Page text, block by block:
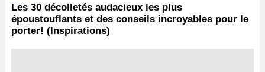
Les 30 décolletés audacieux les plus
époustouflants et des conseils incroyables pour le
porter! (Inspirations)